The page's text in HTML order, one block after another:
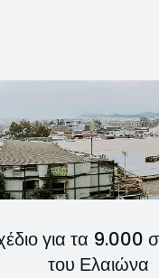
για τα 9.000
του Ελαιώνα